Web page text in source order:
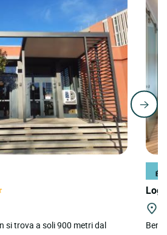
si trova a soli 900 metri dal